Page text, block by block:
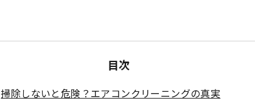
目次
掃除しないと危険？エアコンクリーニングの真実